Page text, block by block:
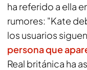
ha referido a ella
rumores: "Kate
los usuarios
persona que
Real británica ha